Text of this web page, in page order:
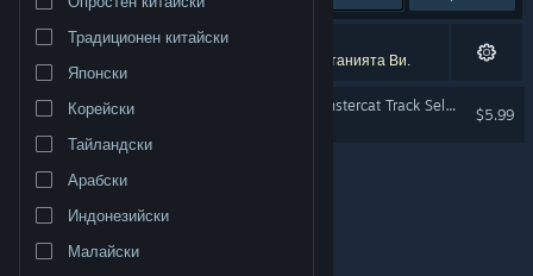
Смяна на езика
Традиционен китайски
Японски
Корейски
Тайландски
Арабски
Индонезийски
Малайски
1 резултат съответства на търсенето Ви.
5 заглавия бяха изключени спрямо предпочитанията Ви.
Just Shapes & Beats - Monstercat Track Selection
$5.99